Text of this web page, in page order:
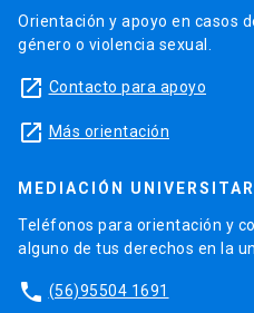
Orientación y apoyo en casos
género o violencia sexual.
launch Contacto para apoyo
launch Más orientación
MEDIACIÓN
Teléfonos para orientación y
alguno de tus derechos en la
phone (56)95504 1691